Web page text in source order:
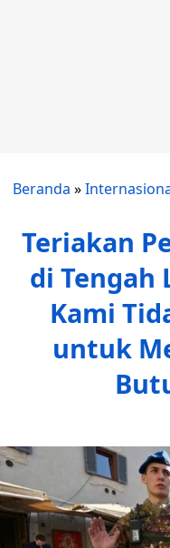
Beranda »
Teriakan
di Tengah
Kami
untuk